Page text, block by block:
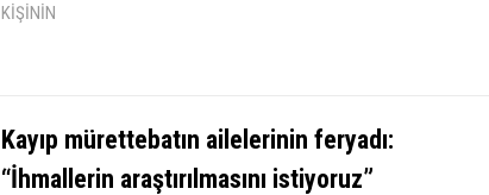
KİŞİNİN
Kayıp mürettebatın ailelerinin feryadı:
“İhmallerin araştırılmasını istiyoruz”